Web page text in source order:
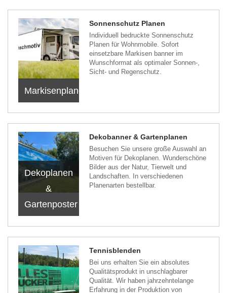
Markisenplanen
Sonnenschutz Planen
Individuell bedruckte Sonnenschutz
Planen für Wohnmobile. Sofort
einsetzbare Markisen banner im
Wunschformat als optimaler Sonnen-,
Sicht- und Regenschutz.
Dekoplanen
&
Gartenposter
Dekobanner & Gartenplanen
Besuchen Sie unsere große Auswahl an
Motiven für Dekoplanen. Wunderschöne
Bilder aus der Natur, Tierwelt und
Landschaften. In verschiedenen
Planenarten bestellbar.
Tennisblenden
Bei uns erhalten Sie ein absolutes
Qualitätsprodukt in unschlagbarer
Qualität. Wir haben jahrzehntelange
Erfahrung in der Produktion von